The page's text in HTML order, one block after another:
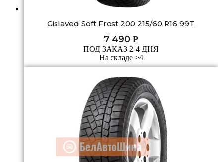
Gislaved Soft Frost 200 215/60 R16 99T
7 490 Р
ПОД ЗАКАЗ 2-4 ДНЯ
На складе >4